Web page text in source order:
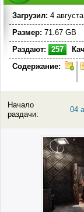
Загрузил: 4
Размер: 71.67 GB
Раздают:
257
Содержание:
Начало
раздачи:
04